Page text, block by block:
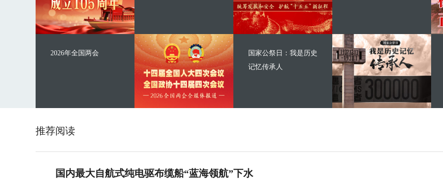
2026年全国两会
国家公祭日：我是历史
记忆传承人
推荐阅读
国内最大自航式纯电驱布缆船“蓝海领航”下水